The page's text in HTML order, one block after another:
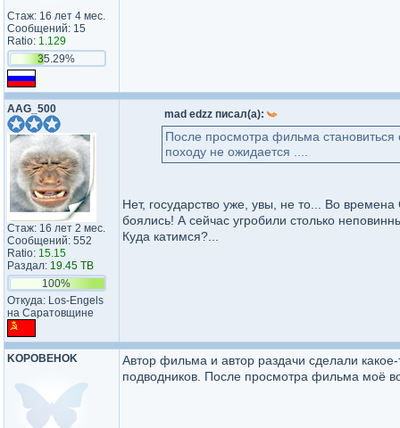
Стаж: 16 лет 4 мес.
Сообщений: 15
Ratio: 1.129
35.29%
AAG_500
Стаж: 16 лет 2 мес.
Сообщений: 552
Ratio: 15.15
Раздал: 19.45 TB
100%
Откуда: Los-Engels
на Саратовщине
mad edzz писал(а):
После просмотра фильма
походу не ожидается ....
Нет, государство уже, увы, не то... Во
боялись! А сейчас угробили столько
Куда катимся?...
KOPOBEHOK
Автор фильма и автор раздачи сделали
подводников. После просмотра фильма моё